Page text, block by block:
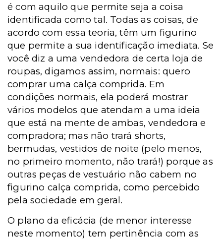
é com aquilo que permite seja a coisa
identificada como tal. Todas as coisas, de
acordo com essa teoria, têm um figurino
que permite a sua identificação imediata. Se
você diz a uma vendedora de certa loja de
roupas, digamos assim, normais: quero
comprar uma calça comprida. Em
condições normais, ela poderá mostrar
vários modelos que atendam a uma ideia
que está na mente de ambas, vendedora e
compradora; mas não trará shorts,
bermudas, vestidos de noite (pelo menos,
no primeiro momento, não trará!) porque as
outras peças de vestuário não cabem no
figurino calça comprida, como percebido
pela sociedade em geral.
O plano da eficácia (de menor interesse
neste momento) tem pertinência com as